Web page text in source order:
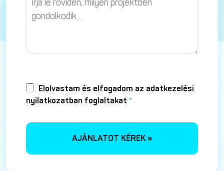
Elolvastam és elfogadom az adatkezelési
nyilatkozatban foglaltakat *